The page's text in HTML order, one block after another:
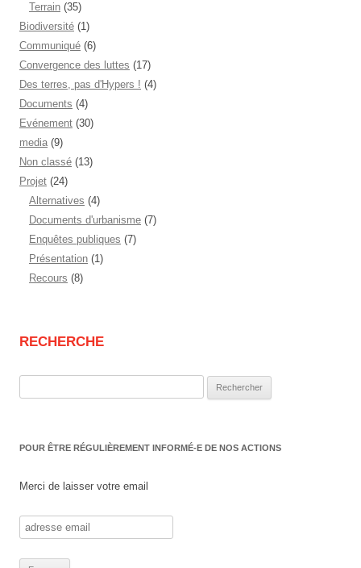
Terrain (35)
Biodiversité (1)
Communiqué (6)
Convergence des luttes (17)
Des terres, pas d'Hypers ! (4)
Documents (4)
Evénement (30)
media (9)
Non classé (13)
Projet (24)
Alternatives (4)
Documents d'urbanisme (7)
Enquêtes publiques (7)
Présentation (1)
Recours (8)
RECHERCHE
POUR ÊTRE RÉGULIÈREMENT INFORMÉ-E DE NOS ACTIONS
Merci de laisser votre email